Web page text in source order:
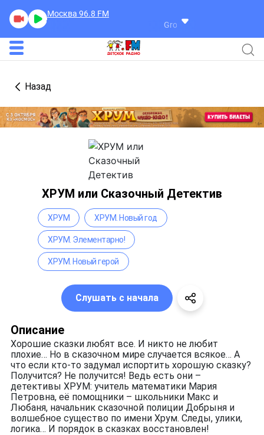
Москва 96.8 FM
Grover Washington
Назад
ХРУМ или Сказочный Детектив
Описание
Хорошие сказки любят все. И никто не любит
плохие… Но в сказочном мире случается всякое… А
что если кто-то задумал испортить хорошую сказку?
Получится? Не получится! Ведь есть они –
детективы ХРУМ: учитель математики Мария
Петровна, её помощники – школьники Макс и
Любаня, начальник сказочной полиции Добрыня и
волшебное существо по имени Хрум. Следы, улики,
логика… И порядок в сказках восстановлен!
ХРУМ ХРУМ. Новый год
ХРУМ. Элементарно!
ХРУМ. Новый герой
Слушать с начала